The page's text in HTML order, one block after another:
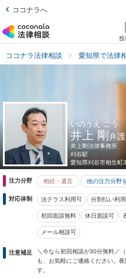
ココナラへ
投
ココナラ法律相談 愛知県で法律
いのうえ ごう
井上 剛弁
井上剛法律事務所
刈谷駅
愛知県刈谷市相生町
注力分野 相続・遺言 他の注力分野
対応体制 法テラス利用可 分割払い利
初回面談無料 休日面談可
メール相談可
注意補足
＼今なら初回相談が30分無料／
も、お気軽にご連絡ください。
す。